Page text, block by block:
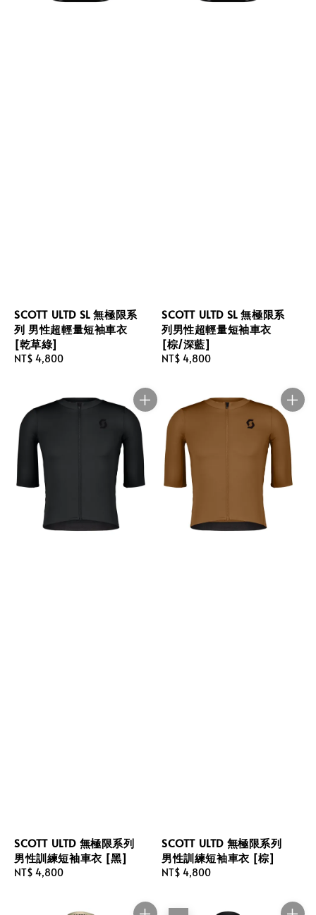
SCOTT ULTD SL 無極限系
列 男性超輕量短袖車衣
[乾草綠]
Regular
NT$ 4,800
SCOTT ULTD SL 無極限系
列男性超輕量短袖車衣
[棕/深藍]
Regular
NT$ 4,800
SCOTT ULTD 無極限系列
男性訓練短袖車衣 [黑]
Regular
NT$ 4,800
SCOTT ULTD 無極限系列
男性訓練短袖車衣 [棕]
Regular
NT$ 4,800